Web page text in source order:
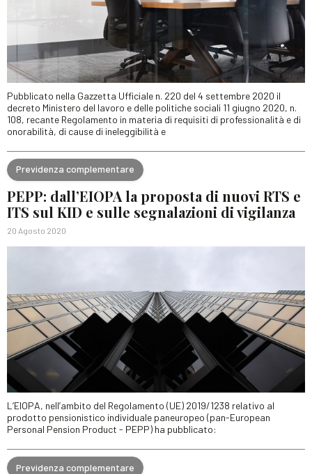
Pubblicato nella Gazzetta Ufficiale n. 220 del 4 settembre 2020 il
decreto Ministero del lavoro e delle politiche sociali 11 giugno 2020, n.
108, recante Regolamento in materia di requisiti di professionalità e di
onorabilità, di cause di ineleggibilità e
Previdenza complementare
PEPP: dall’EIOPA la proposta di nuovi RTS e
ITS sul KID e sulle segnalazioni di vigilanza
20 Agosto 2020
L’EIOPA, nell’ambito del Regolamento (UE) 2019/1238 relativo al
prodotto pensionistico individuale paneuropeo (pan-European
Personal Pension Product - PEPP) ha pubblicato:
Previdenza complementare